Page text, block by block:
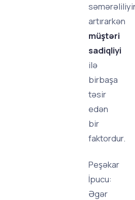
artırarkən
müştəri
sadiqliyi
ilə
birbaşa
təsir
edən
bir
faktordur.
Peşəkar
İpucu:
Əgər